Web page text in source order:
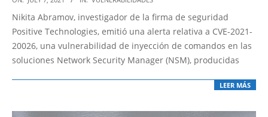
07-
07
Nikita Abramov, investigador de la firma de seguridad
Positive Technologies, emitió una alerta relativa a CVE-2021-
20026, una vulnerabilidad de inyección de comandos en las
soluciones Network Security Manager (NSM), producidas
LEER MÁS